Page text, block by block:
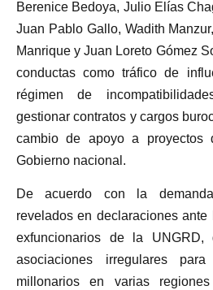
Berenice Bedoya, Julio Elías
Juan Pablo Gallo, Wadith
Manrique y Juan Loreto Gómez
conductas como tráfico de
régimen de
gestionar contratos y cargos
cambio de apoyo a proyectos
Gobierno nacional.
De acuerdo con la
revelados en declaraciones
exfuncionarios de la UNGRD,
asociaciones irregulares
millonarios en varias